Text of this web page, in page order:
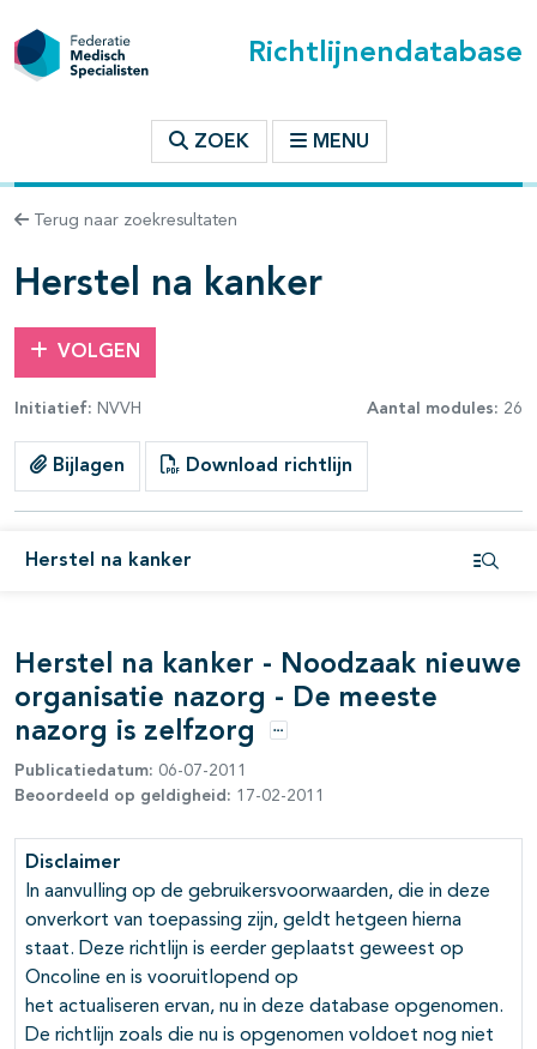
Richtlijnendatabase
ZOEK MENU
Terug naar zoekresultaten
Herstel na kanker
VOLGEN
Initiatief: NVVH Aantal modules: 26
Bijlagen Download richtlijn
Herstel na kanker
binnen deze richtlijn
open- en dichtklappen
open- en dichtklappen
open- en dichtklappen
Herstel na kanker - Noodzaak nieuwe
organisatie nazorg - De meeste
nazorg is zelfzorg
Opties
Publicatiedatum: 06-07-2011
Beoordeeld op geldigheid: 17-02-2011
Disclaimer
In aanvulling op de gebruikersvoorwaarden, die in deze
onverkort van toepassing zijn, geldt hetgeen hierna
staat. Deze richtlijn is eerder geplaatst geweest op
Oncoline en is vooruitlopend op
het actualiseren ervan, nu in deze database opgenomen.
De richtlijn zoals die nu is opgenomen voldoet nog niet